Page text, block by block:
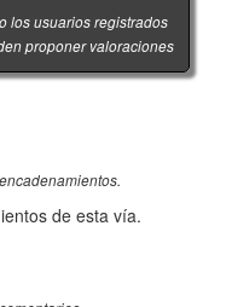
los usuarios registrados
proponer valoraciones
de esta vía.